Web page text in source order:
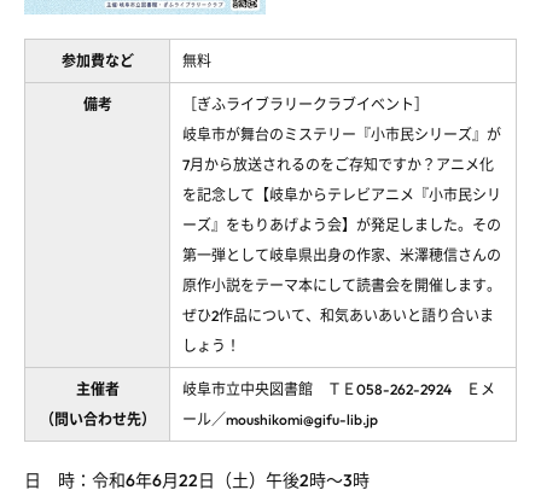
参加費など 無料
備考
［ぎふライブラリークラブイベント］
岐阜市が舞台のミステリー『小市民シリーズ』が
7月から放送されるのをご存知ですか？アニメ化
を記念して【岐阜からテレビアニメ『小市民シリ
ーズ』をもりあげよう会】が発足しました。その
第一弾として岐阜県出身の作家、米澤穂信さんの
原作小説をテーマ本にして読書会を開催します。
ぜひ2作品について、和気あいあいと語り合いま
しょう！
主催者
（問い合わせ先）
岐阜市立中央図書館 ＴＥ058-262-2924 Ｅメ
ール／moushikomi@gifu-lib.jp
日 時：令和6年6月22日（土）午後2時～3時